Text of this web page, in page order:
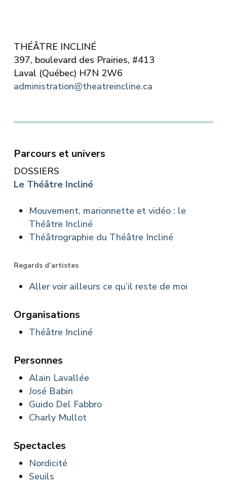
THÉÂTRE INCLINÉ
397, boulevard des Prairies, #413
Laval (Québec) H7N 2W6
administration@theatreincline.ca
Parcours et univers
DOSSIERS
Le Théâtre Incliné
Mouvement, marionnette et vidéo : le
Théâtre Incliné
Théâtrographie du Théâtre Incliné
Regards d’artistes
Aller voir ailleurs ce qu’il reste de moi
Organisations
Théâtre Incliné
Personnes
Alain Lavallée
José Babin
Guido Del Fabbro
Charly Mullot
Spectacles
Nordicité
Seuils